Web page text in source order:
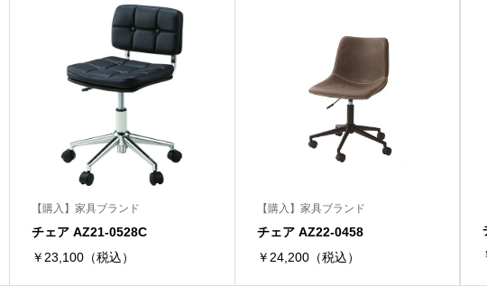
【購入】家具ブランド
チェア AZ21-0528C
￥23,100（税込）
【購入】家具ブランド
チェア AZ22-0458
￥24,200（税込）